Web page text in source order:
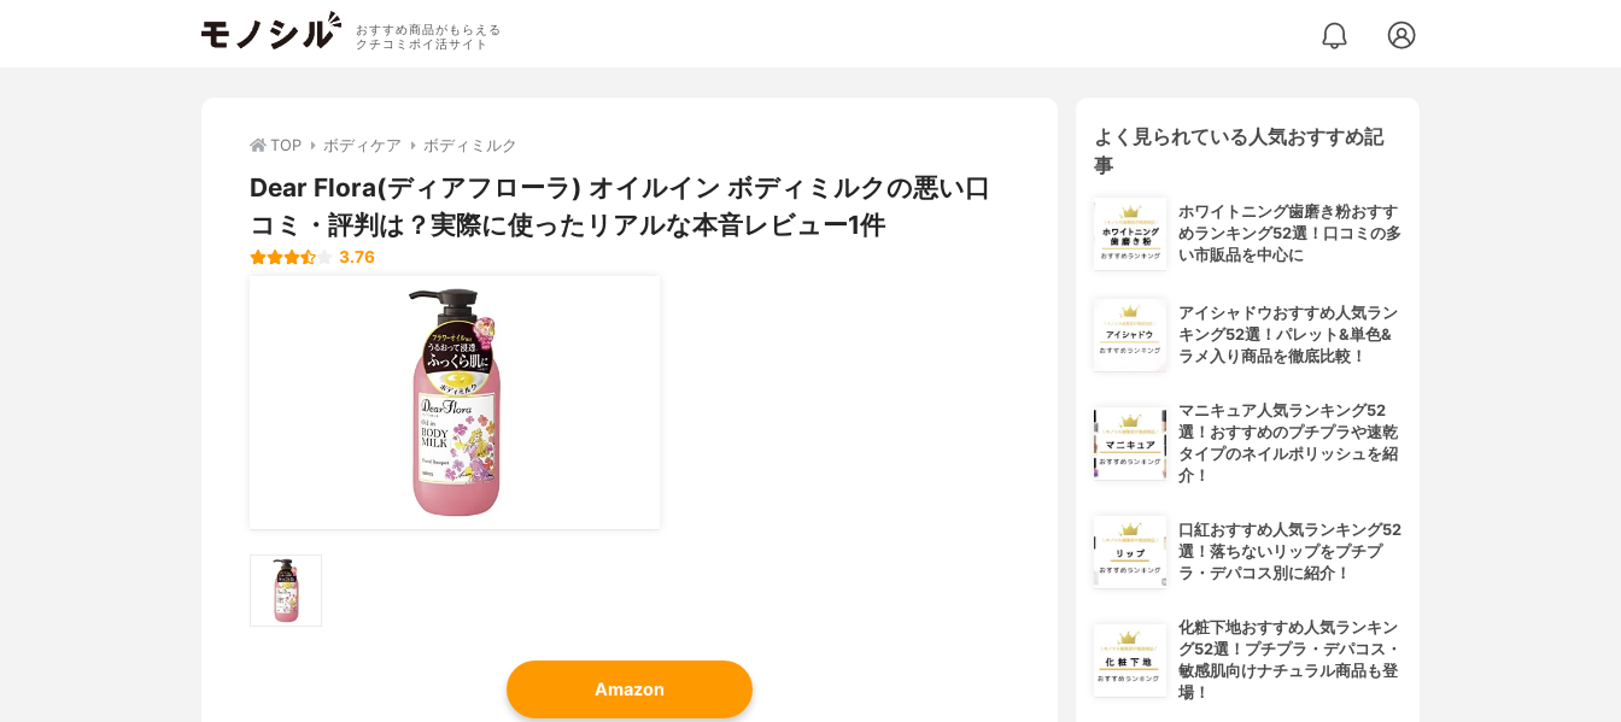
おすすめ商品がもらえる
クチコミポイ活サイト
TOP ボディケア ボディミルク
Dear Flora(ディアフローラ) オイルイン ボディミルクの悪い口
コミ・評判は？実際に使ったリアルな本音レビュー1件
3.76
Amazon
よく見られている人気おすすめ記
事
ホワイトニング歯磨き粉おすす
めランキング52選！口コミの多
い市販品を中心に
アイシャドウおすすめ人気ラン
キング52選！パレット&単色&
ラメ入り商品を徹底比較！
マニキュア人気ランキング52
選！おすすめのプチプラや速乾
タイプのネイルポリッシュを紹
介！
口紅おすすめ人気ランキング52
選！落ちないリップをプチプ
ラ・デパコス別に紹介！
化粧下地おすすめ人気ランキン
グ52選！プチプラ・デパコス・
敏感肌向けナチュラル商品も登
場！